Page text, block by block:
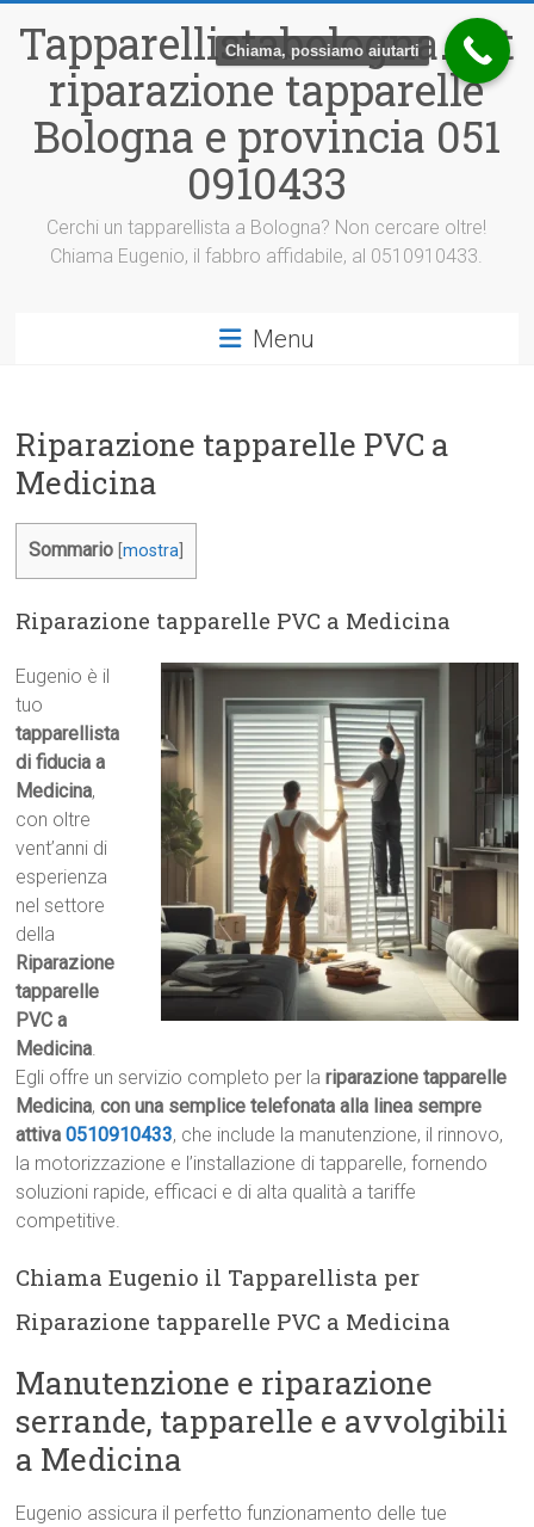
contenuto
Tapparellistabologna.net
riparazione tapparelle
Bologna e provincia 051
0910433
Cerchi un tapparellista a Bologna? Non cercare oltre!
Chiama Eugenio, il fabbro affidabile, al 0510910433.
Menu
Riparazione tapparelle PVC a
Medicina
Sommario [mostra
Riparazione tapparelle PVC a Medicina
Eugenio è il
tuo
tapparellista
di fiducia a
Medicina,
con oltre
vent’anni di
esperienza
nel settore
della
Riparazione
tapparelle
PVC a
Medicina.
Egli offre un servizio completo per lariparazione tapparelle
Medicina, con una semplice telefonata alla linea sempre
attiva0510910433, che include la manutenzione, il rinnovo,
la motorizzazione e l’installazione di tapparelle, fornendo
soluzioni rapide, efficaci e di alta qualità a tariffe
competitive.
Chiama Eugenio il Tapparellista per
Riparazione tapparelle PVC a Medicina
Manutenzione e riparazione
serrande, tapparelle e avvolgibili
a Medicina
Eugenio assicura il perfetto funzionamento delle tue
Chiama, possiamo aiutarti